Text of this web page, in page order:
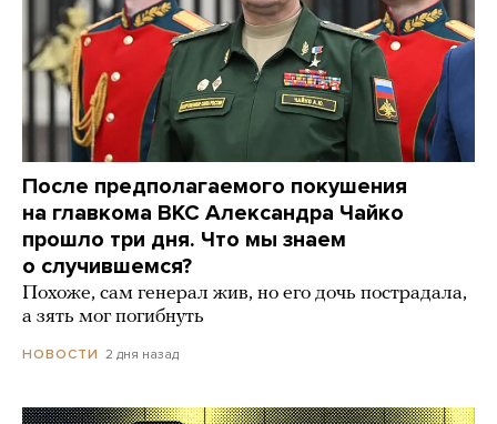
После предполагаемого покушения
на главкома ВКС Александра Чайко
прошло три дня. Что мы знаем
о случившемся?
Похоже, сам генерал жив, но его дочь пострадала,
а зять мог погибнуть
НОВОСТИ 2 дня назад